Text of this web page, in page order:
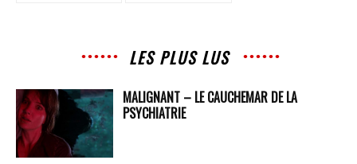
LES PLUS LUS
MALIGNANT – LE CAUCHEMAR DE LA
PSYCHIATRIE